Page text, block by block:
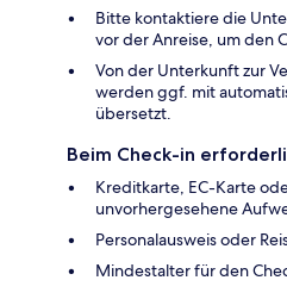
Bitte kontaktiere die
vor der Anreise, um den
Von der Unterkunft zur
werden ggf. mit
übersetzt.
Beim Check-in
Kreditkarte, EC-Karte
unvorhergesehene
Personalausweis oder
Mindestalter für den